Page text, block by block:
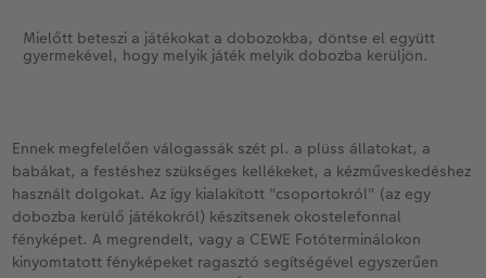
Mielőtt beteszi a játékokat a dobozokba, döntse el együtt
gyermekével, hogy melyik játék melyik dobozba kerüljön.
Ennek megfelelően válogassák szét pl. a plüss állatokat, a
babákat, a festéshez szükséges kellékeket, a kézműveskedéshez
használt dolgokat. Az így kialakított "csoportokról" (az egy
dobozba kerülő játékokról) készítsenek okostelefonnal
fényképet. A megrendelt, vagy a CEWE Fotóterminálokon
kinyomtatott fényképeket ragasztó segítségével egyszerűen